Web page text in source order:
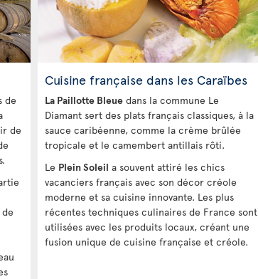
de
de
Cuisine française dans les Caraïbes
La Paillotte Bleue dans la commune Le
Diamant sert des plats français classiques, à la
sauce caribéenne, comme la crème brûlée
tropicale et le camembert antillais rôti.
Le Plein Soleil a souvent attiré les chics
vacanciers français avec son décor créole
moderne et sa cuisine innovante. Les plus
récentes techniques culinaires de France sont
utilisées avec les produits locaux, créant une
fusion unique de cuisine française et créole.